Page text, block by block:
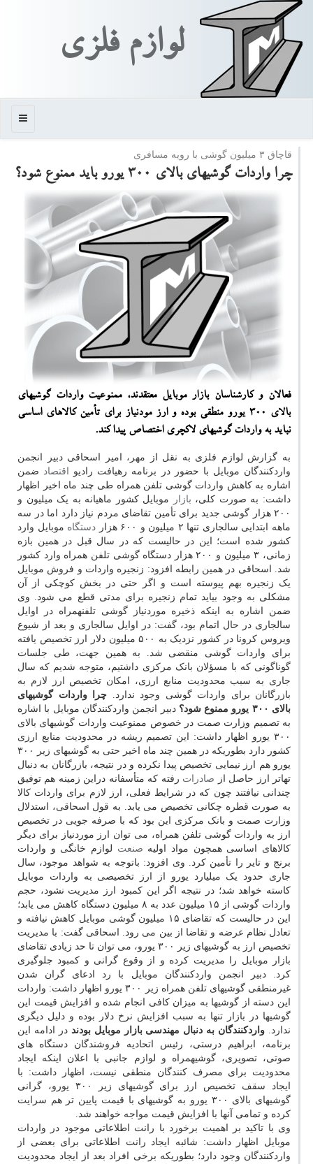
لوازم فلزی
منو
قاچاق ۳ میلیون گوشی با رویه مسافری
چرا واردات گوشیهای بالای 300 یورو باید ممنوع شود؟
فعالان و كارشناسان بازار موبایل معتقدند، ممنوعیت واردات گوشیهای
بالای ۳۰۰ یورو منطقی بوده و ارز مودنیاز برای تأمین كالاهای اساسی
نباید به واردات گوشیهای لاكچری اختصاص پیدا كند.
به گزارش لوازم فلزی به نقل از مهر، امیر اسحاقی دبیر انجمن
واردکنندگان موبایل با حضور در برنامه رهیافت رادیو
اقتصاد ضمن
اشاره به کاهش واردات گوشی تلفن همراه طی چند ماه اخیر اظهار
داشت: به صورت کلی، بازار
موبایل کشور ماهیانه به یک میلیون و
۲۰۰ هزار گوشی جدید برای تأمین تقاضای مردم نیاز دارد اما در سه
ماهه ابتدایی سالجاری تنها ۲ میلیون و ۶۰۰ هزار
دستگاه موبایل وارد
کشور شده است؛ این در حالیست که در سال قبل در همین بازه
زمانی، ۳ میلیون و ۲۰۰ هزار دستگاه گوشی تلفن همراه وارد کشور
شد. اسحاقی در همین رابطه افزود: زنجیره واردات و فروش موبایل
یک زنجیره بهم پیوسته است و اگر حتی در بخش کوچکی از آن
مشکلی به وجود بیاید تمام زنجیره برای مدتی قطع می شود. وی
ضمن اشاره به اینکه ذخیره موردنیاز گوشی تلفن‎همراه در اوایل
سالجاری در حال اتمام بود، گفت: در اوایل سالجاری و بعد از شیوع
ویروس کرونا در کشور نزدیک به ۵۰۰ میلیون دلار ارز تخصیص یافته
برای واردات گوشی منقضی شد. به همین جهت، طی جلسات
گوناگونی که با مسؤلان بانک مرکزی داشتیم، متوجه شدیم که سال
جاری به سبب محدودیت منابع ارزی، امکان تخصیص ارز لازم به
بازرگانان برای واردات گوشی وجود ندارد. چرا واردات گوشیهای
بالای ۳۰۰ یورو ممنوع شود؟
دبیر انجمن واردکنندگان موبایل با اشاره
به تصمیم وزارت صمت در خصوص ممنوعیت واردات گوشیهای بالای
۳۰۰ یورو اظهار داشت: این تصمیم ریشه در محدودیت منابع ارزی
کشور دارد بطوریکه در همین چند ماه اخیر حتی به گوشیهای زیر ۳۰۰
یورو هم ارز نیمایی تخصیص پیدا نکرده و در نتیجه، بازرگانان به دنبال
تهاتر ارز حاصل از صادرات رفته که متأسفانه دراین زمینه هم توفیق
چندانی نیافتند چون که در شرایط فعلی، ارز لازم برای واردات کالا
به صورت قطره چکانی تخصیص می یابد. به قول اسحاقی، استدلال
وزارت صمت و بانک مرکزی این بود که با صرفه جویی در تخصیص
ارز به واردات گوشی تلفن همراه، می توان ارز موردنیاز برای دیگر
کالاهای اساسی همچون مواد اولیه صنعت لوازم خانگی و واردات
برنج و تایر را تأمین کرد. وی افزود: باتوجه به شواهد موجود، سال
جاری حدود یک میلیارد یورو از ارز تخصیصی به واردات موبایل
کاسته خواهد شد؛ در نتیجه اگر این کمبود ارز مدیریت نشود، حجم
واردات گوشی از ۱۵ میلیون عدد به ۸ میلیون دستگاه کاهش می یابد؛
این در حالیست که تقاضای ۱۵ میلیون گوشی موبایل کاهش نیافته و
تعادل نظام عرضه و تقاضا از بین می رود. اسحاقی گفت: با مدیریت
تخصیص ارز به گوشیهای زیر ۳۰۰ یورو، می توان تا حد زیادی تقاضای
بازار موبایل را مدیریت کرده و از وقوع گرانی و کمبود جلوگیری
کرد. دبیر انجمن واردکنندگان موبایل با رد ادعای گران شدن
غیرمنطقی گوشیهای تلفن همراه زیر ۳۰۰ یورو اظهار داشت: واردات
این دسته از گوشیها به میزان کافی انجام شده و افزایش قیمت این
گوشیها در بازار تنها به سبب افزایش نرخ دلار بوده و دلیل دیگری
ندارد. واردکنندگان به دنبال مهندسی بازار موبایل بودند در ادامه این
برنامه، ابراهیم درستی، رئیس اتحادیه فروشندگان دستگاه های
صوتی، تصویری، گوشی‎همراه و لوازم جانبی با اعلان اینکه ایجاد
محدودیت برای مصرف‎ کنندگان منطقی نیست، اظهار داشت: با
ایجاد سقف تخصیص ارز برای گوشیهای زیر ۳۰۰ یورو، گرانی
گوشیهای بالای ۳۰۰ یورو به گوشیهای با قیمت پایین تر هم سرایت
کرده و تمامی آنها با افزایش قیمت مواجه خواهند شد.
وی با تاکید بر اهمیت برخورد با رانت اطلاعاتی موجود در واردات
موبایل اظهار داشت: شائبه ایجاد رانت اطلاعاتی برای بعضی از
واردکنندگان وجود دارد؛ بطوریکه برخی افراد بعد از ایجاد محدودیت